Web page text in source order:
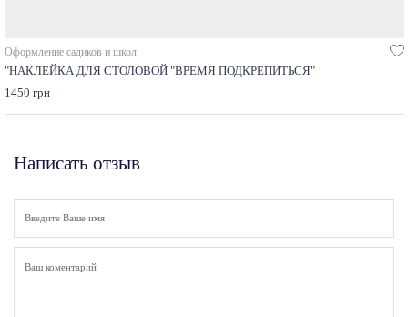
Оформление садиков и школ
"НАКЛЕЙКА ДЛЯ СТОЛОВОЙ "ВРЕМЯ ПОДКРЕПИТЬСЯ"
1450 грн
Написать отзыв